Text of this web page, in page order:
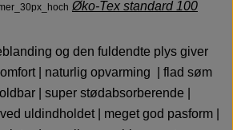
Øko-Tex standard 100
og den fuldendte plys giver
| naturlig opvarming | flad søm
| super stødabsorberende |
uldindholdet | meget god pasform |